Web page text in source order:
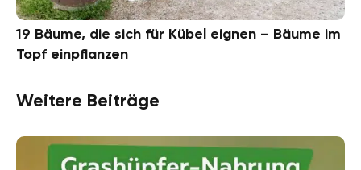
19 Bäume, die sich für Kübel eignen – Bäume im
Topf einpflanzen
Weitere Beiträge